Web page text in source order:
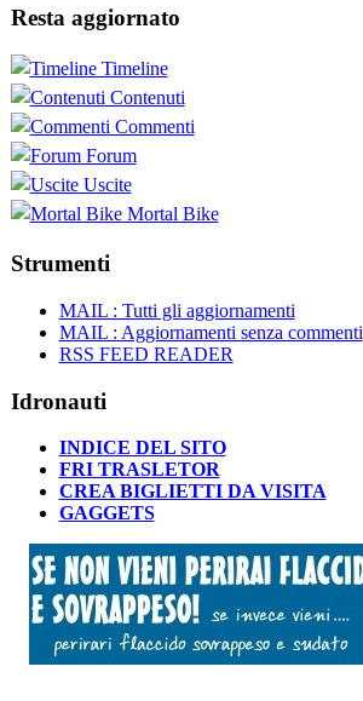
Resta aggiornato
Timeline
Contenuti
Commenti
Forum
Uscite
Mortal Bike
Strumenti
MAIL : Tutti gli aggiornamenti
MAIL : Aggiornamenti senza commenti
RSS FEED READER
Idronauti
INDICE DEL SITO
FRI TRASLETOR
CREA BIGLIETTI DA VISITA
GAGGETS